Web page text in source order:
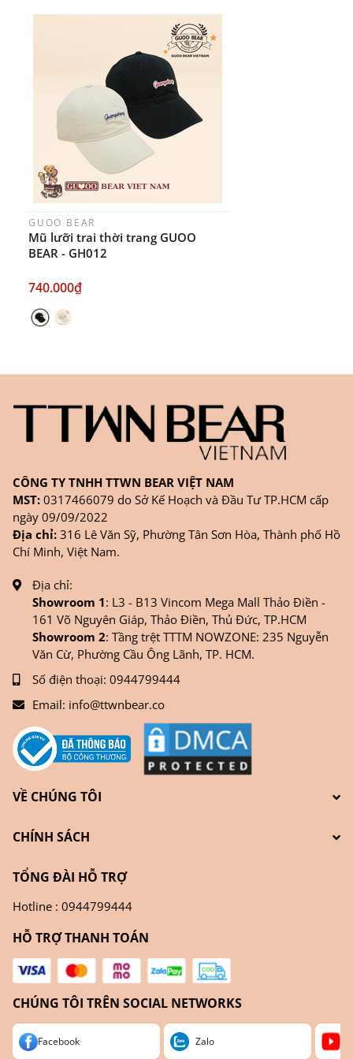
Thời gian nhận hàng: Đối với đơn hàng Online tại
TPHCM, sản phẩm sẽ được giao sớm nhất là 1
ngày sau khi đặt.
GUOO BEAR
Mũ lưỡi trai thời trang GUOO
BEAR - GH012
740.000₫
CÔNG TY TNHH TTWN BEAR VIỆT NAM
MST: 0317466079 do Sở Kế Hoạch và Đầu Tư TP.HCM cấp
ngày 09/09/2022
Địa chỉ: 316 Lê Văn Sỹ, Phường Tân Sơn Hòa, Thành phố Hồ
Chí Minh, Việt Nam.
Địa chỉ:
Showroom 1: L3 - B13 Vincom Mega Mall Thảo Điền -
161 Võ Nguyên Giáp, Thảo Điền, Thủ Đức, TP.HCM
Showroom 2: Tầng trệt TTTM NOWZONE: 235 Nguyễn
Văn Cừ, Phường Cầu Ông Lãnh, TP. HCM.
Số điện thoại: 0944799444
Email: info@ttwnbear.co
VỀ CHÚNG TÔI
CHÍNH SÁCH
TỔNG ĐÀI HỖ TRỢ
Hotline : 0944799444
HỖ TRỢ THANH TOÁN
CHÚNG TÔI TRÊN SOCIAL NETWORKS
Facebook Zalo